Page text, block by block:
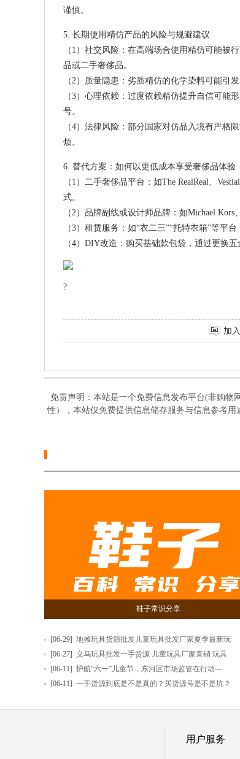
谨慎。
5. 长期使用精仿产品的风险与规避建议
（1）社交风险：在高端场合使用精仿可能
品或二手奢侈品。
（2）质量隐患：劣质精仿的化学染料可能引
（3）心理依赖：过度依赖精仿提升自信可能
号。
（4）法律风险：部分国家对仿品入境有严格
烦。
6. 替代方案：如何以更低成本享受奢侈品体验
（1）二手奢侈品平台：如The RealReal、
式。
（2）品牌副线或设计师品牌：如Michael
（3）租赁服务：如“衣二三”“托特衣箱”等平
（4）DIY改造：购买基础款包袋，通过更换
?
加
免责声明：本站是一个免费信息发布平台(非购物
性），本站仅免费提供信息储存服务与信息参考
鞋子常识分享
[06-29] 地摊玩具货源批发儿童玩具批发厂家夏季最新玩
[06-27]
义乌玩具批发一手货源 儿童玩具厂家直销 玩具
[06-11] 护航“六一”儿童节，东河区市场监管在行动—
[06-11] 一手货源到底是不是真的？买货源号是不是坑？
用户服务